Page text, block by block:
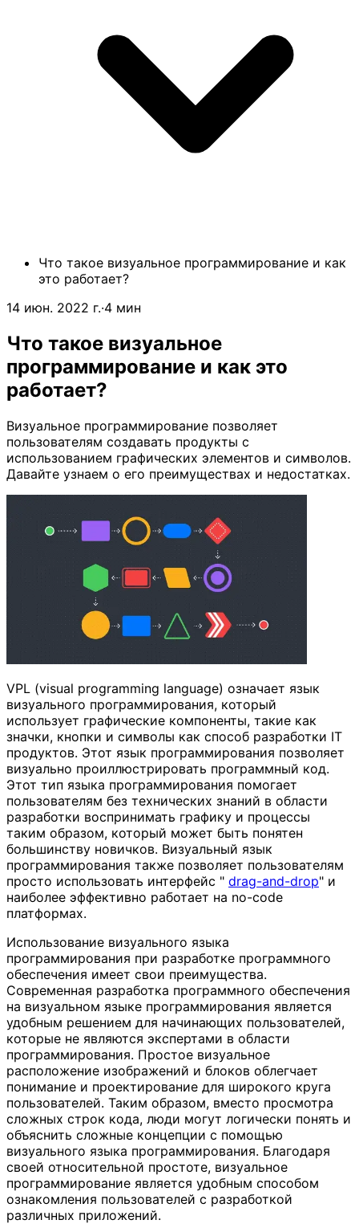
Что такое визуальное программирование и как
это работает?
14 июн. 2022 г.·4 мин
Что такое визуальное
программирование и как это
работает?
Визуальное программирование позволяет
пользователям создавать продукты с
использованием графических элементов и символов.
Давайте узнаем о его преимуществах и недостатках.
VPL (visual programming language) означает язык
визуального программирования, который
использует графические компоненты, такие как
значки, кнопки и символы как способ разработки IT
продуктов. Этот язык программирования позволяет
визуально проиллюстрировать программный код.
Этот тип языка программирования помогает
пользователям без технических знаний в области
разработки воспринимать графику и процессы
таким образом, который может быть понятен
большинству новичков. Визуальный язык
программирования также позволяет пользователям
просто использовать интерфейс " drag-and-drop" и
наиболее эффективно работает на no-code
платформах.
Использование визуального языка
программирования при разработке программного
обеспечения имеет свои преимущества.
Современная разработка программного обеспечения
на визуальном языке программирования является
удобным решением для начинающих пользователей,
которые не являются экспертами в области
программирования. Простое визуальное
расположение изображений и блоков облегчает
понимание и проектирование для широкого круга
пользователей. Таким образом, вместо просмотра
сложных строк кода, люди могут логически понять и
объяснить сложные концепции с помощью
визуального языка программирования. Благодаря
своей относительной простоте, визуальное
программирование является удобным способом
ознакомления пользователей с разработкой
различных приложений.